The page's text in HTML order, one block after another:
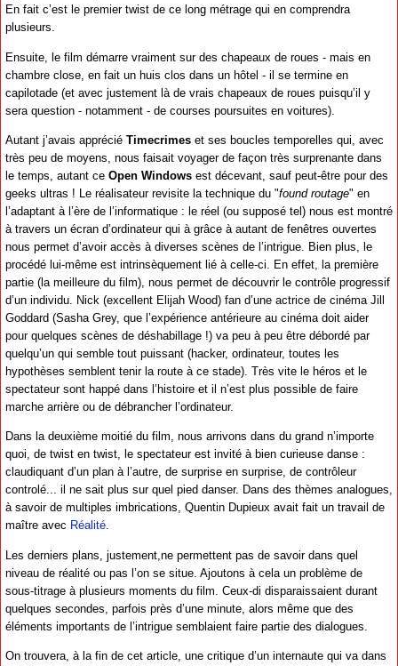
En fait c’est le premier twist de ce long métrage qui en comprendra
plusieurs.
Ensuite, le film démarre vraiment sur des chapeaux de roues - mais en
chambre close, en fait un huis clos dans un hôtel - il se termine en
capilotade (et avec justement là de vrais chapeaux de roues puisqu’il y
sera question - notamment - de courses poursuites en voitures).
Autant j’avais apprécié Timecrimes et ses boucles temporelles qui, avec
très peu de moyens, nous faisait voyager de façon très surprenante dans
le temps, autant ce Open Windows est décevant, sauf peut-être pour des
geeks ultras ! Le réalisateur revisite la technique du "found routage" en
l’adaptant à l’ère de l’informatique : le réel (ou supposé tel) nous est montré
à travers un écran d’ordinateur qui à grâce à autant de fenêtres ouvertes
nous permet d’avoir accès à diverses scènes de l’intrigue. Bien plus, le
procédé lui-même est intrinsèquement lié à celle-ci. En effet, la première
partie (la meilleure du film), nous permet de découvrir le contrôle progressif
d’un individu. Nick (excellent Elijah Wood) fan d’une actrice de cinéma Jill
Goddard (Sasha Grey, que l’expérience antérieure au cinéma doit aider
pour quelques scènes de déshabillage !) va peu à peu être débordé par
quelqu’un qui semble tout puissant (hacker, ordinateur, toutes les
hypothèses semblent tenir la route à ce stade). Très vite le héros et le
spectateur sont happé dans l’histoire et il n’est plus possible de faire
marche arrière ou de débrancher l’ordinateur.
Dans la deuxième moitié du film, nous arrivons dans du grand n’importe
quoi, de twist en twist, le spectateur est invité à bien curieuse danse :
claudiquant d’un plan à l’autre, de surprise en surprise, de contrôleur
controlé... il ne sait plus sur quel pied danser. Dans des thèmes analogues,
à savoir de multiples imbrications, Quentin Dupieux avait fait un travail de
maître avec Réalité.
Les derniers plans, justement,ne permettent pas de savoir dans quel
niveau de réalité ou pas l’on se situe. Ajoutons à cela un problème de
sous-titrage à plusieurs moments du film. Ceux-di disparaissaient durant
quelques secondes, parfois près d’une minute, alors même que des
éléments importants de l’intrigue semblaient faire partie des dialogues.
On trouvera, à la fin de cet article, une critique d’un internaute qui va dans